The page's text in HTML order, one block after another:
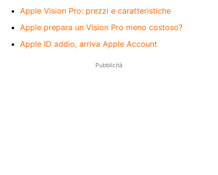
Apple Vision Pro: prezzi e caratteristiche
Apple prepara un Vision Pro meno costoso?
Apple ID addio, arriva Apple Account
Pubblicità